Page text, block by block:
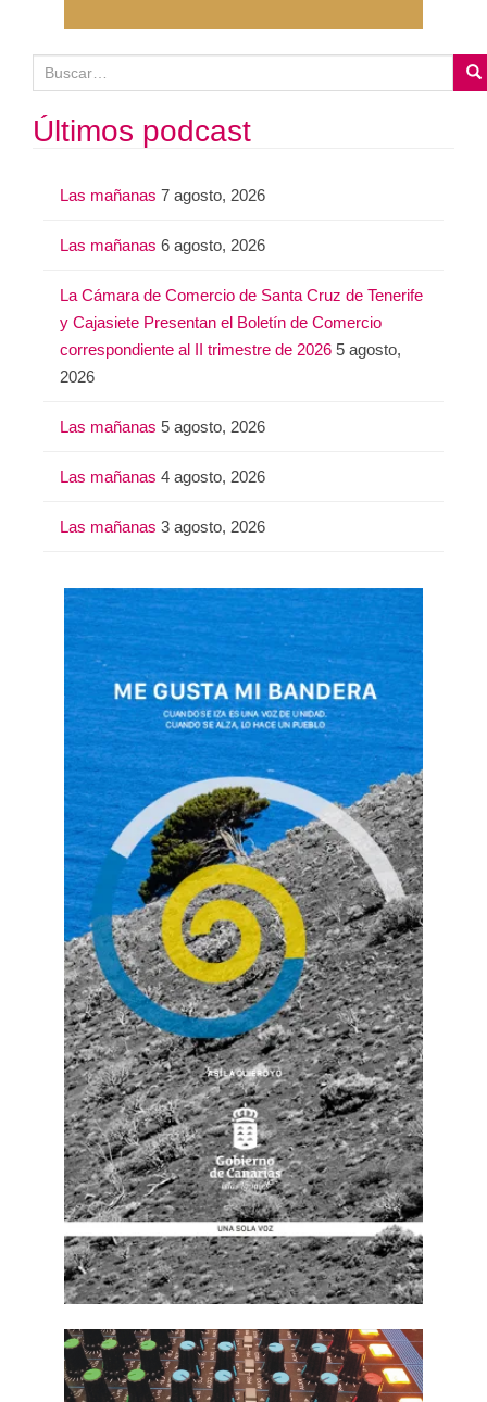
u
sÚltimos podcast
Las mañanas 7 agosto, 2026
Las mañanas 6 agosto, 2026
La Cámara de Comercio de Santa Cruz de Tenerife
y Cajasiete Presentan el Boletín de Comercio
correspondiente al II trimestre de 2026 5 agosto,
2026
Las mañanas 5 agosto, 2026
Las mañanas 4 agosto, 2026
Las mañanas 3 agosto, 2026